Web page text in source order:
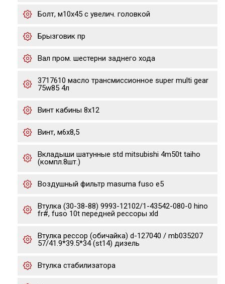
Болт, м10x45 с увелич. головкой
Брызговик пр
Вал пром. шестерни заднего хода
3717610 масло трансмиссионное super multi gear
75w85 4л
Винт кабины 8х12
Винт, м6х8,5
Вкладыши шатунные std mitsubishi 4m50t taiho
(компл.8шт.)
Воздушный фильтр masuma fuso e5
Втулка (30-38-88) 9993-12102/1-43542-080-0 hino
fr#, fuso 10t передней рессоры xld
Втулка рессор (обичайка) d-127040 / mb035207
57/41.9*39.5*34 (st14) дизель
Втулка стабилизатора